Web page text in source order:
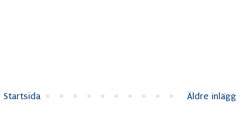
Äldre inlägg
Startsida